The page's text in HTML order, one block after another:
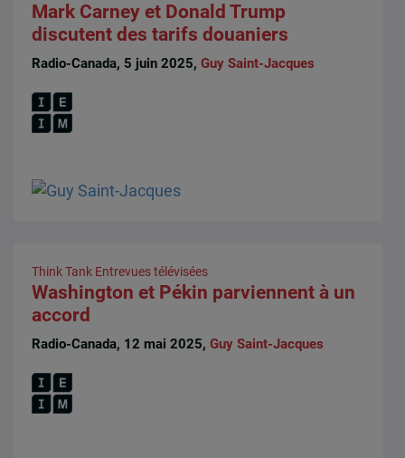
Mark Carney et Donald Trump
discutent des tarifs douaniers
Radio-Canada, 5 juin 2025,Guy Saint-Jacques
Think Tank Entrevues télévisées
Washington et Pékin parviennent à un
accord
Radio-Canada, 12 mai 2025,Guy Saint-Jacques